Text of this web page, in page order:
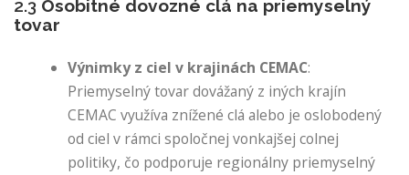
2.3 Osobitné dovozné clá na priemyselný
tovar
Výnimky z ciel v krajinách CEMAC:
Priemyselný tovar dovážaný z iných krajín
CEMAC využíva znížené clá alebo je oslobodený
od ciel v rámci spoločnej vonkajšej colnej
politiky, čo podporuje regionálny priemyselný